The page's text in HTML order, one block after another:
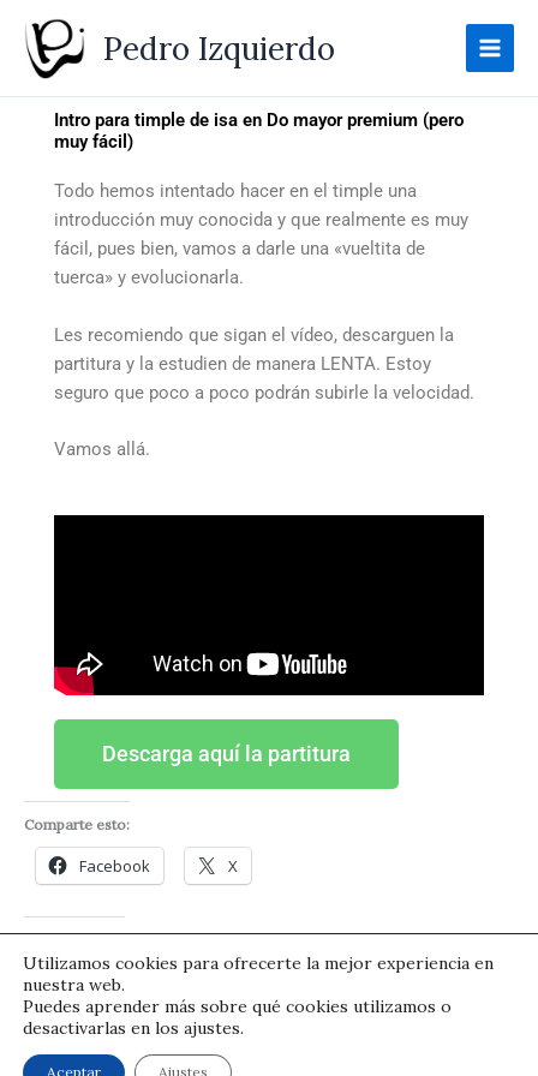
contenido
Pedro Izquierdo
Intro para timple de isa en Do mayor premium (pero
muy fácil)
Todo hemos intentado hacer en el timple una
introducción muy conocida y que realmente es muy
fácil, pues bien, vamos a darle una «vueltita de
tuerca» y evolucionarla.
Les recomiendo que sigan el vídeo, descarguen la
partitura y la estudien de manera LENTA. Estoy
seguro que poco a poco podrán subirle la velocidad.
Vamos allá.
Descarga aquí la partitura
Comparte esto:
Facebook X
Me gusta esto:
Cargando...
© Pedro Izquierdo | Condiciones legales
Utilizamos cookies para ofrecerte la mejor experiencia en
nuestra web.
Puedes aprender más sobre qué cookies utilizamos o
desactivarlas en los ajustes.
Aceptar Ajustes